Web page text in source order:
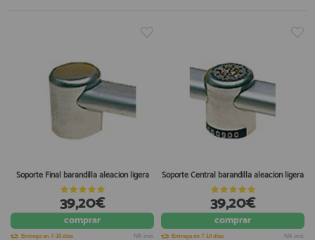
Soporte Final barandilla aleacion ligera
39,20€
comprar
Entrega en 7-10 días IVA incl.
Soporte Central barandilla aleacion ligera
39,20€
comprar
Entrega en 7-10 días IVA incl.